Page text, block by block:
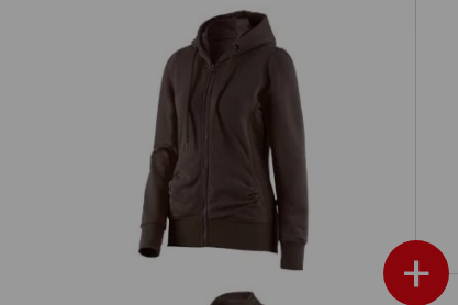
+
e.s. Hoody sweat zippé poly cotton,